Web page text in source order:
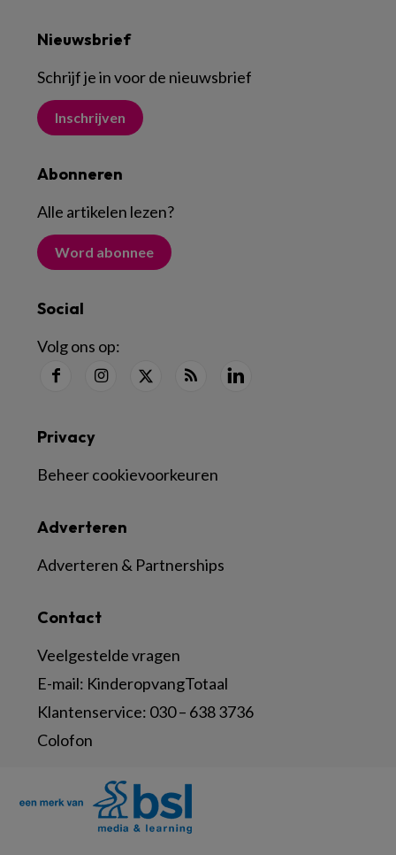
Nieuwsbrief
Schrijf je in voor de nieuwsbrief
Inschrijven
Abonneren
Alle artikelen lezen?
Word abonnee
Social
Volg ons op:
Contact
Veelgestelde vragen
E-mail: KinderopvangTotaal
Klantenservice: 030 – 638 3736
Colofon
Adverteren
Adverteren & Partnerships
Privacy
Beheer cookievoorkeuren